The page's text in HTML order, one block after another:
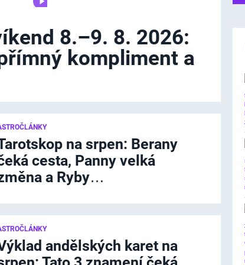
8.–9. 8. 2026:
kompliment a
na srpen: Berany
cesta, Panny velká
a Ryby…
andělských karet na